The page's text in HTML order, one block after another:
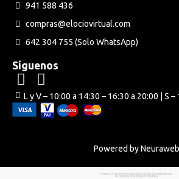
941 588 436
compras@elociovirtual.com
642 304 755 (Solo WhatsApp)
Síguenos
L y V – 10:00 a 14:30 – 16:30 a 20:00 | S
Powered by Neuraweb